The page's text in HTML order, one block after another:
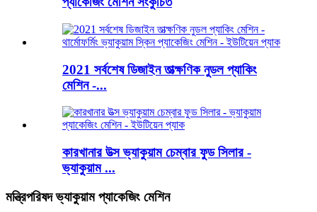
2021 সর্বশেষ ডিজাইন তাত্ক্ষণিক নুডল প্যাকিং
মেশিন -...
কারখানার উত্স ভ্যাকুয়াম চেম্বার ফুড সিলার -
ভ্যাকুয়াম ...
মন্ত্রিপরিষদ ভ্যাকুয়াম প্যাকেজিং মেশিন